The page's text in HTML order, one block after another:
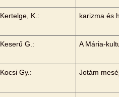
Kertelge, K.: karizma és
Keserű G.: A Mária-
Kocsi Gy.: Jotám